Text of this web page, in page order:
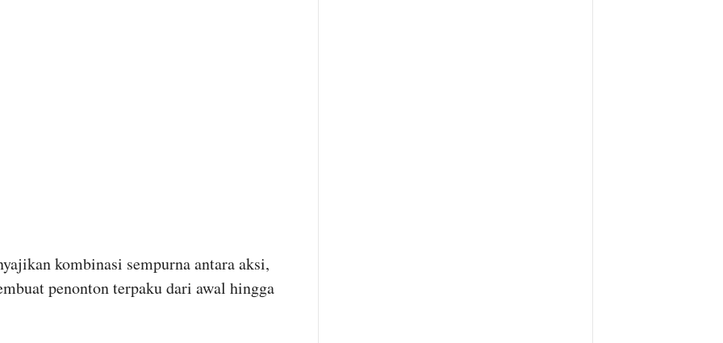
kombinasi sempurna antara aksi,
penonton terpaku dari awal hingga